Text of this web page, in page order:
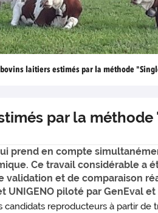
laitiers estimés par la méthode
par la méthode
prend en compte
Ce travail considérable
validation et de comparaison
piloté par GenEval
reproducteurs à partir